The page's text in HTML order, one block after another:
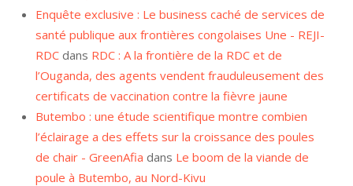
santé publique aux frontières congolaises Une - REJI-
RDCdansRDC : A la frontière de la RDC et de
l’Ouganda, des agents vendent frauduleusement des
certificats de vaccination contre la fièvre jaune
Butembo : une étude scientifique montre combien
l’éclairage a des effets sur la croissance des poules
de chair - GreenAfiadansLe boom de la viande de
poule à Butembo, au Nord-Kivu
Des pêcheurs ne peuvent plus vivre de la pêche sur le